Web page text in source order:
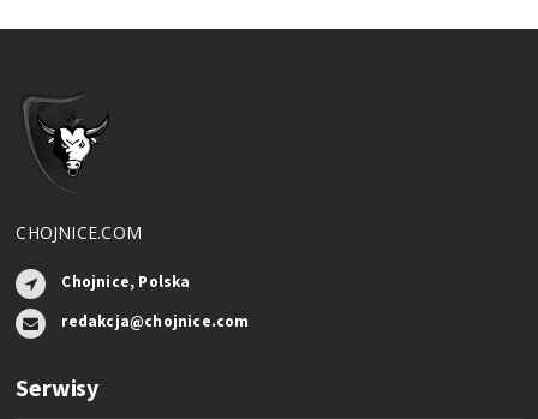
CHOJNICE.COM
Chojnice, Polska
redakcja@chojnice.com
Serwisy